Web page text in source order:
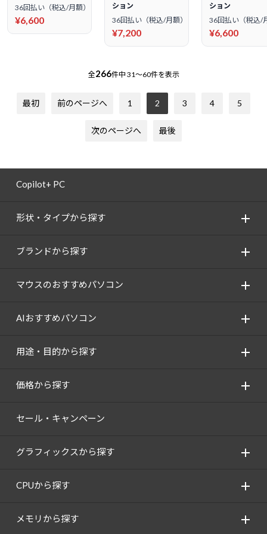
36回払い（税込/月額）
¥6,600
ション
36回払い（税込/月額）
¥7,200
ション
36回払い（税込/
¥6,600
全266件中 31～60件を表示
最初 前のページへ 1 2 3 4 5
次のページへ 最後
Copilot+ PC
形状・タイプから探す
ブランドから探す
マウスのおすすめパソコン
AIおすすめパソコン
用途・目的から探す
価格から探す
セール・キャンペーン
グラフィックスから探す
CPUから探す
メモリから探す